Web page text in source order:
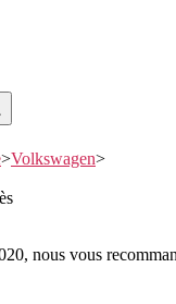
>Volkswagen>
nous vous